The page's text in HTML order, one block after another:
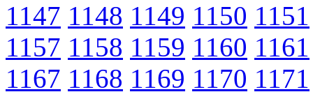
1147 1148 1149 1150 1151
1157 1158 1159 1160 1161
1167 1168 1169 1170 1171